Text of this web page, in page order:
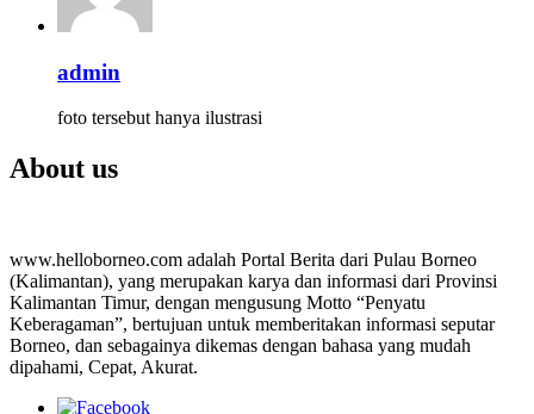
admin
foto tersebut hanya ilustrasi
About us
www.helloborneo.com adalah Portal Berita dari Pulau Borneo
(Kalimantan), yang merupakan karya dan informasi dari Provinsi
Kalimantan Timur, dengan mengusung Motto “Penyatu
Keberagaman”, bertujuan untuk memberitakan informasi seputar
Borneo, dan sebagainya dikemas dengan bahasa yang mudah
dipahami, Cepat, Akurat.